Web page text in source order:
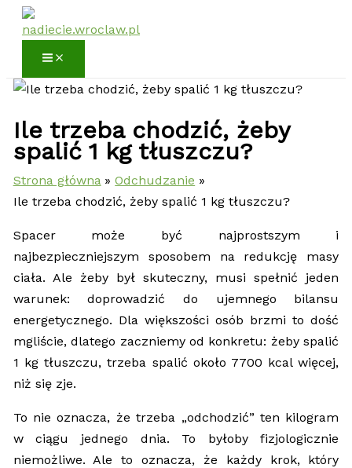
Przejdź
Ile trzeba chodzić, żeby
spalić 1 kg tłuszczu?
Strona główna
Odchudzanie
Ile trzeba chodzić, żeby spalić 1 kg tłuszczu?
Spacer może być najprostszym i
najbezpieczniejszym sposobem na redukcję masy
ciała. Ale żeby był skuteczny, musi spełnić jeden
warunek: doprowadzić do ujemnego bilansu
energetycznego. Dla większości osób brzmi to dość
mgliście, dlatego zaczniemy od konkretu: żeby spalić
1 kg tłuszczu, trzeba spalić około 7700 kcal więcej,
niż się zje.
To nie oznacza, że trzeba „odchodzić” ten kilogram
w ciągu jednego dnia. To byłoby fizjologicznie
niemożliwe. Ale to oznacza, że każdy krok, który